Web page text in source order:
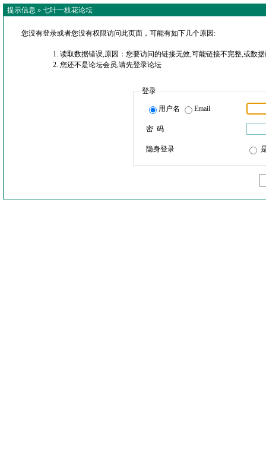
提示信息 » 七叶一枝花论坛
您没有登录或者您没有权限访问此页面，可能有如下几个原因:
读取数据错误,原因：您要访问的链接无效,可能链接不完整,或数
您还不是论坛会员,请先登录论坛
登录
用户名 Email
密 码
隐身登录